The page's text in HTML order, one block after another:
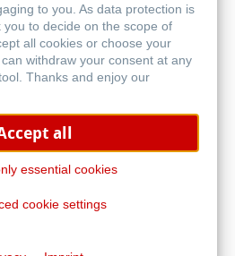
Schutz & Archivierung
to you. As data protection is
to decide on the scope of
all cookies or choose your
withdraw your consent at any
Thanks and enjoy our
all
essential cookies
cookie settings